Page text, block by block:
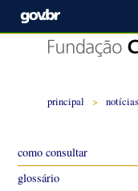
principal > notícias
como consultar
glossário